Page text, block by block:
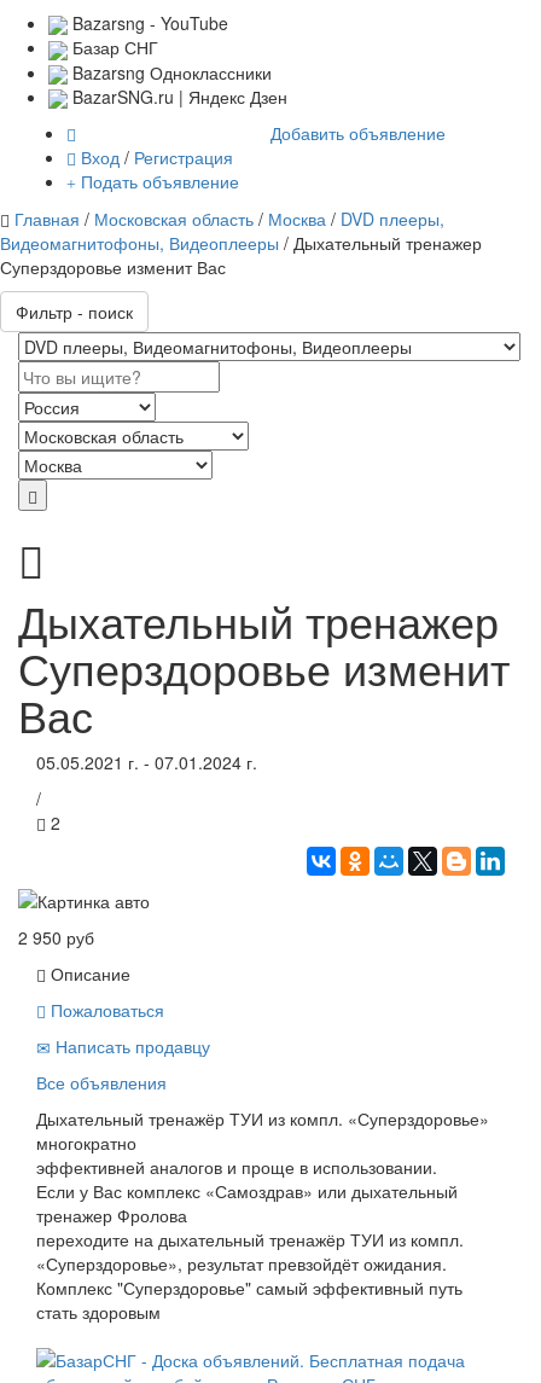
Bazarsng - YouTube
Базар СНГ
Bazarsng Одноклассники
BazarSNG.ru | Яндекс Дзен
Вход / Регистрация
Подать объявление
Добавить объявление
Главная / Московская область / Москва / DVD плееры,
Видеомагнитофоны, Видеоплееры / Дыхательный тренажер
Суперздоровье изменит Вас
Фильтр - поиск
Дыхательный тренажер
Суперздоровье изменит
Вас
05.05.2021 г. - 07.01.2024 г.
/
2
2 950 руб
Описание
Пожаловаться
Написать продавцу
Все объявления
Дыхательный тренажёр ТУИ из компл. «Суперздоровье»
многократно
эффективней аналогов и проще в использовании.
Если у Вас комплекс «Самоздрав» или дыхательный
тренажер Фролова
переходите на дыхательный тренажёр ТУИ из компл.
«Суперздоровье», результат превзойдёт ожидания.
Комплекс "Суперздоровье" самый эффективный путь
стать здоровым